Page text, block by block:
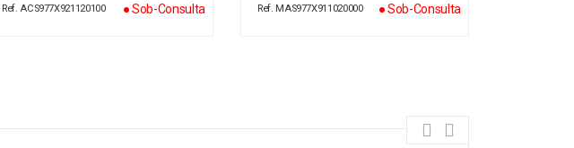
Ref. ACS977X921120100 ● Sob-Consulta Ref. MAS977X911020000 ● Sob-Consulta